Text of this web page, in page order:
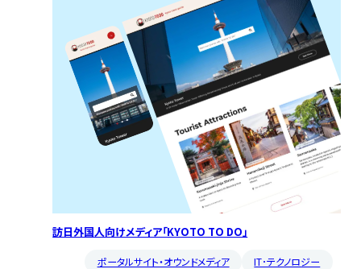
訪日外国人向けメディア「KYOTO TO DO」
ポータルサイト・オウンドメディア
IT･テクノロジー